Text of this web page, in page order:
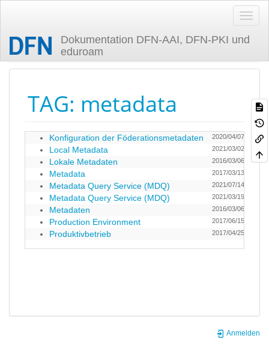
Dokumentation DFN-AAI, DFN-PKI und
eduroam
Zuletzt angesehen
TAG: metadata
Konfiguration der Föderationsmetadaten 2020/04/07 13:35
Local Metadata 2021/03/02 10:55
Lokale Metadaten 2016/03/06 23:03
Metadata 2017/03/13 10:17
Metadata Query Service (MDQ) 2021/07/14 12:44
Metadata Query Service (MDQ) 2021/03/19 14:54
Metadaten 2016/03/06 22:40
Production Environment 2017/06/15 15:09
Produktivbetrieb 2017/04/25 12:06
Anmelden